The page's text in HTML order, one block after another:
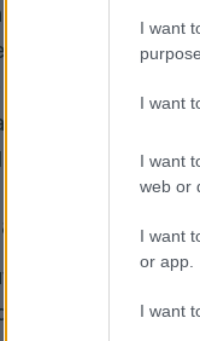
I want
I want
I want
web or
I want
or app.
I want
e importare
movimenti. Le
uscite in modo
mensili.
in cui ogni fattura
il matching
il lavoro